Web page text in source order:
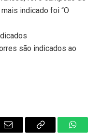
indicado foi “O
são indicados ao
Email
Copy